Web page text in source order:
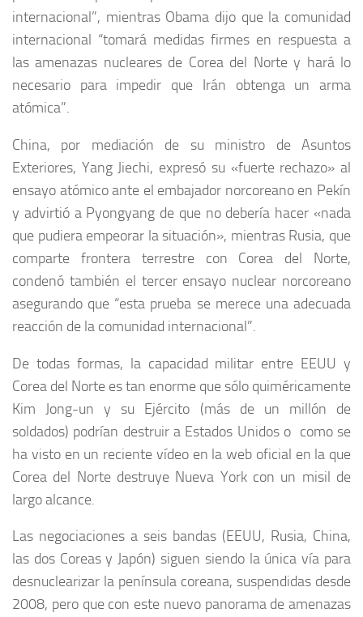
internacional”, mientras Obama dijo que la comunidad
internacional “tomará medidas firmes en respuesta a
las amenazas nucleares de Corea del Norte y hará lo
necesario para impedir que Irán obtenga un arma
atómica”.
China, por mediación de su ministro de Asuntos
Exteriores, Yang Jiechi, expresó su «fuerte rechazo» al
ensayo atómico ante el embajador norcoreano en Pekín
y advirtió a Pyongyang de que no debería hacer «nada
que pudiera empeorar la situación», mientras Rusia, que
comparte frontera terrestre con Corea del Norte,
condenó también el tercer ensayo nuclear norcoreano
asegurando que “esta prueba se merece una adecuada
reacción de la comunidad internacional”.
De todas formas, la capacidad militar entre EEUU y
Corea del Norte es tan enorme que sólo quiméricamente
Kim Jong-un y su Ejército (más de un millón de
soldados) podrían destruir a Estados Unidos o como se
ha visto en un reciente vídeo en la web oficial en la que
Corea del Norte destruye Nueva York con un misil de
largo alcance.
Las negociaciones a seis bandas (EEUU, Rusia, China,
las dos Coreas y Japón) siguen siendo la única vía para
desnuclearizar la península coreana, suspendidas desde
2008, pero que con este nuevo panorama de amenazas